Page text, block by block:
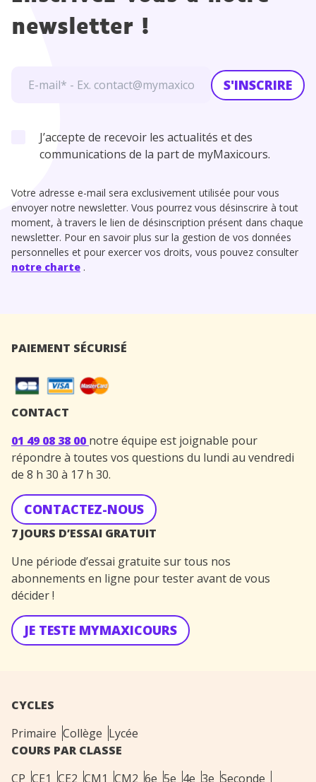
newsletter !
S'INSCRIRE
J’accepte de recevoir les actualités et des
communications de la part de myMaxicours.
Votre adresse e-mail sera exclusivement utilisée pour vous
envoyer notre newsletter. Vous pourrez vous désinscrire à tout
moment, à travers le lien de désinscription présent dans chaque
newsletter. Pour en savoir plus sur la gestion de vos données
personnelles et pour exercer vos droits, vous pouvez consulter
notre charte .
PAIEMENT SÉCURISÉ
CONTACT
01 49 08 38 00 notre équipe est joignable pour
répondre à toutes vos questions du lundi au vendredi
de 8 h 30 à 17 h 30.
CONTACTEZ-NOUS
7 JOURS D’ESSAI GRATUIT
Une période d’essai gratuite sur tous nos
abonnements en ligne pour tester avant de vous
décider !
JE TESTE MYMAXICOURS
CYCLES
Primaire Collège Lycée
COURS PAR CLASSE
CP CE1 CE2 CM1 CM2 6e 5e 4e 3e Seconde